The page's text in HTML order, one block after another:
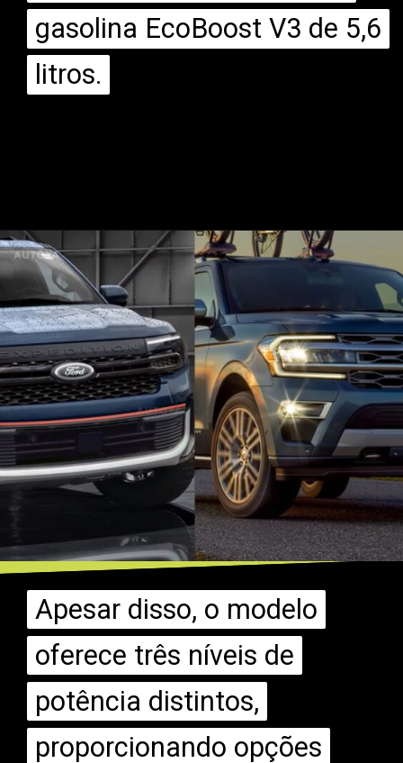
gasolina EcoBoost V3 de 5,6
litros.
gasolina EcoBoost V3 de 5,6
litros.
Opening
Apesar disso, o modelo
oferece três níveis de
potência distintos,
proporcionando opções
Apesar disso, o modelo
oferece três níveis de
potência distintos,
proporcionando opções